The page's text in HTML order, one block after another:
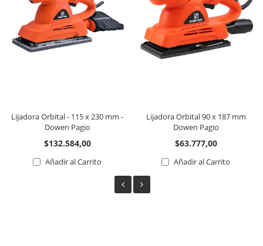
Lijadora Orbital - 115 x 230 mm -
Dowen Pagio
$132.584,00
Añadir al Carrito
Lijadora Orbital 90 x 187 mm
Dowen Pagio
$63.777,00
Añadir al Carrito